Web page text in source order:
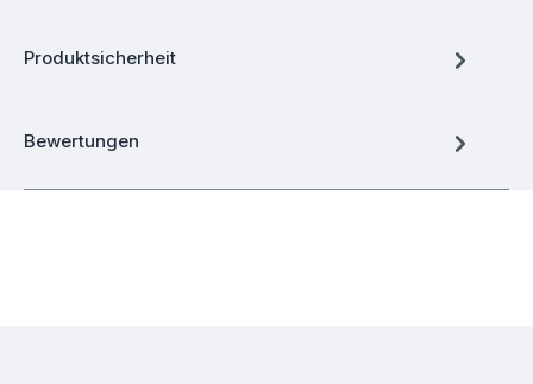
Produktsicherheit
Bewertungen